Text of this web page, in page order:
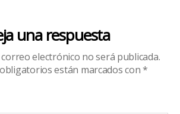
una respuesta
electrónico no será publicada.
están marcados con*